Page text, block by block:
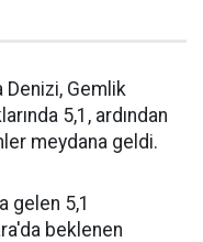
Denizi, Gemlik
5,1, ardından
meydana geldi.
gelen 5,1
beklenen